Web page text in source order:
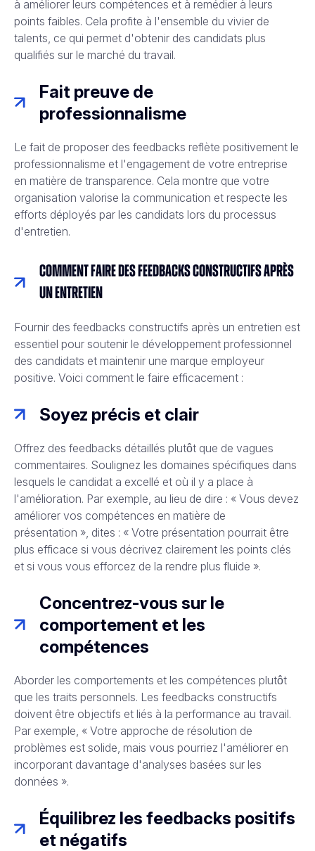
à améliorer leurs compétences et à remédier à leurs
points faibles. Cela profite à l'ensemble du vivier de
talents, ce qui permet d'obtenir des candidats plus
qualifiés sur le marché du travail.
Fait preuve de
professionnalisme
Le fait de proposer des feedbacks reflète positivement le
professionnalisme et l'engagement de votre entreprise
en matière de transparence. Cela montre que votre
organisation valorise la communication et respecte les
efforts déployés par les candidats lors du processus
d'entretien.
Comment faire des feedbacks constructifs après
un entretien
Fournir des feedbacks constructifs après un entretien est
essentiel pour soutenir le développement professionnel
des candidats et maintenir une marque employeur
positive. Voici comment le faire efficacement :
Soyez précis et clair
Offrez des feedbacks détaillés plutôt que de vagues
commentaires. Soulignez les domaines spécifiques dans
lesquels le candidat a excellé et où il y a place à
l'amélioration. Par exemple, au lieu de dire : « Vous devez
améliorer vos compétences en matière de
présentation », dites : « Votre présentation pourrait être
plus efficace si vous décrivez clairement les points clés
et si vous vous efforcez de la rendre plus fluide ».
Concentrez-vous sur le
comportement et les
compétences
Aborder les comportements et les compétences plutôt
que les traits personnels. Les feedbacks constructifs
doivent être objectifs et liés à la performance au travail.
Par exemple, « Votre approche de résolution de
problèmes est solide, mais vous pourriez l'améliorer en
incorporant davantage d'analyses basées sur les
données ».
Équilibrez les feedbacks positifs
et négatifs